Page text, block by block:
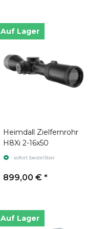
Auf Lager
Heimdall Zielfernrohr
H8Xi 2-16x50
sofort bestellbar
899,00 € *
Auf Lager